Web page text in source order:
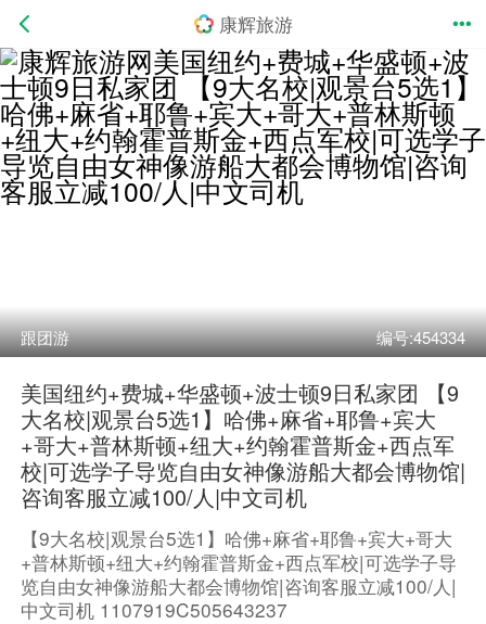
康辉旅游
跟团游 编号:454334
美国纽约+费城+华盛顿+波士顿9日私家团 【9
大名校|观景台5选1】哈佛+麻省+耶鲁+宾大
+哥大+普林斯顿+纽大+约翰霍普斯金+西点军
校|可选学子导览自由女神像游船大都会博物馆|
咨询客服立减100/人|中文司机
【9大名校|观景台5选1】哈佛+麻省+耶鲁+宾大+哥大
+普林斯顿+纽大+约翰霍普斯金+西点军校|可选学子导
览自由女神像游船大都会博物馆|咨询客服立减100/人|
中文司机 1107919C505643237